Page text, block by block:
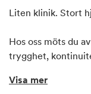
Liten klinik. Stort
Hos oss möts du
trygghet,
relationen och ditt
Visa mer